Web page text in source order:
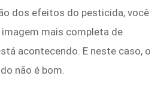
dos efeitos do pesticida, você
mais completa de
acontecendo. E neste caso, o
não é bom.